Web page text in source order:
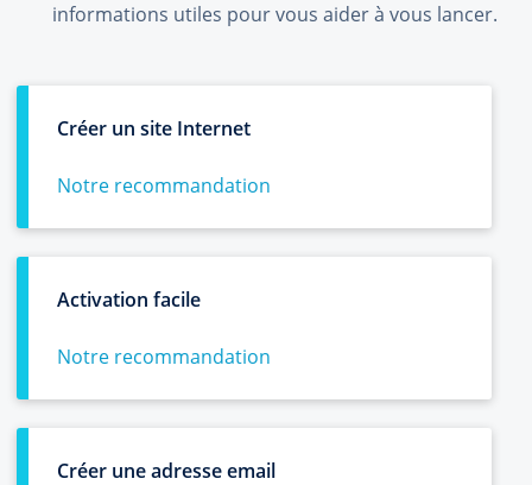
informations utiles pour vous aider à vous lancer.
Créer un site Internet
Notre recommandation
Activation facile
Notre recommandation
Créer une adresse email